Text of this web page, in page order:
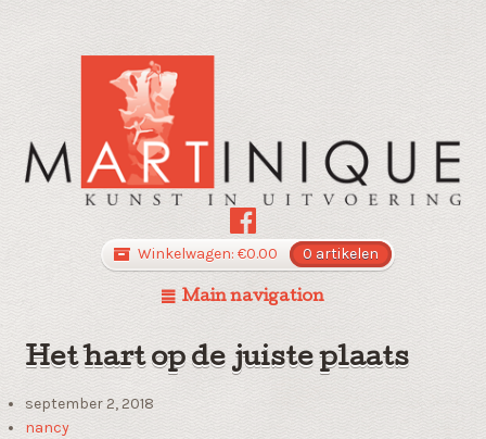
Winkelwagen: €0.00 0 artikelen
Main navigation
Het hart op de juiste plaats
september 2, 2018
nancy